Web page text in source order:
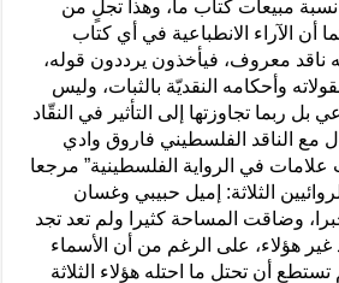
نسبة مبيعات كتاب ما، وهذا تجلٍ من
أن الآراء الانطباعية في أي كتاب
ناقد معروف، فيأخذون يرددون قوله،
وأحكامه النقديّة بالثبات، وليس
بل ربما تجاوزتها إلى التأثير في النقّاد
مع الناقد الفلسطيني فاروق وادي
علامات في الرواية الفلسطينية” مرجعا
الثلاثة: إميل حبيبي وغسان
وضاقت المساحة كثيرا ولم تعد تجد
غير هؤلاء، على الرغم من أن الأسماء
تستطع أن تحتل ما احتله هؤلاء الثلاثة